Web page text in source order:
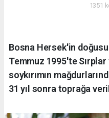
1351
Bosna Hersek'in
Temmuz 1995'te Sırplar
soykırımın
31 yıl sonra toprağa